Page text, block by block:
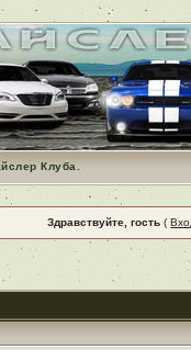
Клуба.
Здравствуйте, гость (